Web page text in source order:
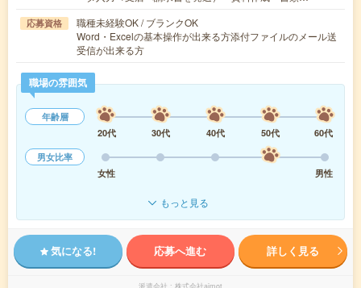
応募資格
職種未経験OK / ブランクOK
Word・Excelの基本操作が出来る方添付ファイルのメール送
受信が出来る方
職場の雰囲気
年齢層
20代
30代 40代 50代
60代
男女比率
女性
男性
もっと見る
気になる! 応募へ進む 詳しく見る